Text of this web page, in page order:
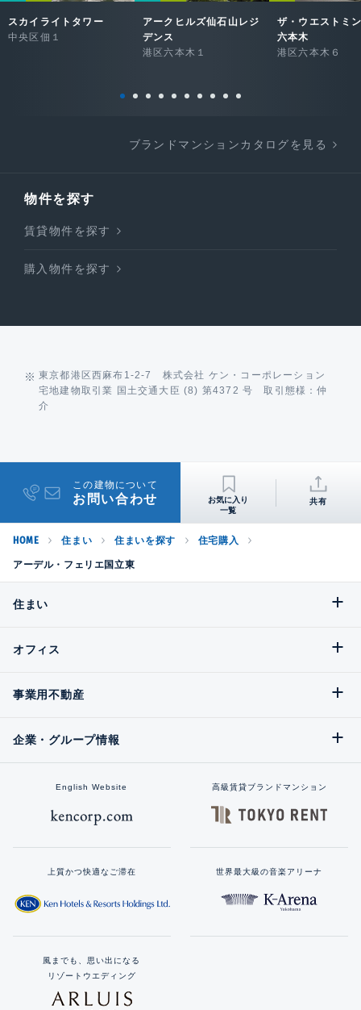
スカイライトタワー
中央区佃１
アークヒルズ仙石山レジ
デンス
港区六本木１
ザ・ウエストミ
六本木
港区六本木６
ブランドマンションカタログを見る
物件を探す
賃貸物件を探す
購入物件を探す
東京都港区西麻布1-2-7 株式会社 ケン・コーポレーション
宅地建物取引業 国土交通大臣 (8) 第4372 号 取引態様：仲
介
この建物について
お問い合わせ 共有
HOME 住まい 住まいを探す 住宅購入
アーデル・フェリエ国立東
住まい
オフィス
事業用不動産
企業・グループ情報
English Website 高級賃貸ブランドマンション
上質かつ快適なご滞在 世界最大級の音楽アリーナ
風までも、思い出になる
リゾートウエディング